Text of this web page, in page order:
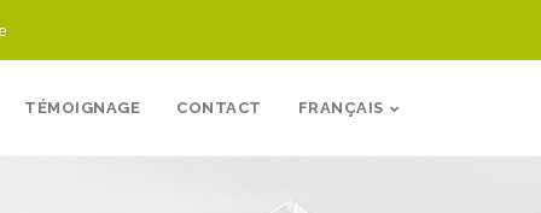
TÉMOIGNAGE CONTACT FRANÇAIS